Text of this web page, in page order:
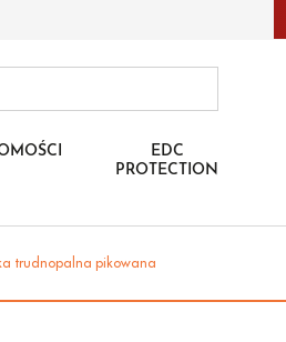
EDC
PROTECTION
trudnopalna pikowana